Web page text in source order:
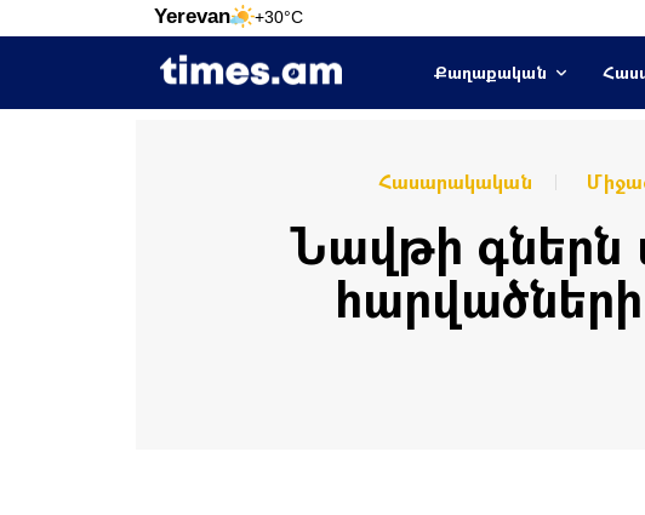
Yerevan +30°C
Քաղաքական
Հասարակական
Նավթի գներն